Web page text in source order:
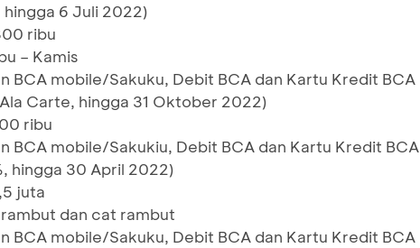
hingga 6 Juli 2022)
ribu
– Kamis
BCA mobile/Sakuku, Debit BCA dan Kartu Kredit BCA
Carte, hingga 31 Oktober 2022)
ribu
BCA mobile/Sakukiu, Debit BCA dan Kartu Kredit BCA
hingga 30 April 2022)
juta
dan cat rambut
BCA mobile/Sakuku, Debit BCA dan Kartu Kredit BCA